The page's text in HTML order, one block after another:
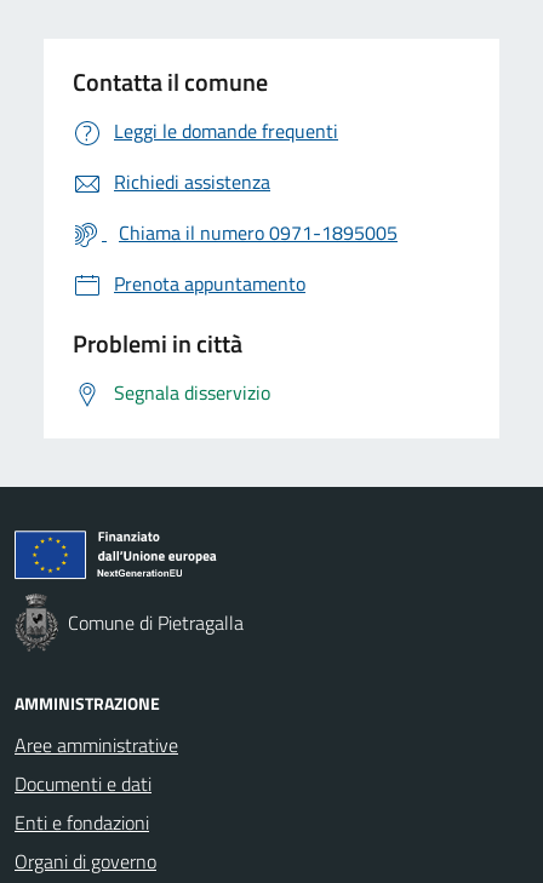
Contatta il comune
Leggi le domande frequenti
Richiedi assistenza
Chiama il numero 0971-1895005
Prenota appuntamento
Problemi in città
Segnala disservizio
Comune di Pietragalla
AMMINISTRAZIONE
Aree amministrative
Documenti e dati
Enti e fondazioni
Organi di governo